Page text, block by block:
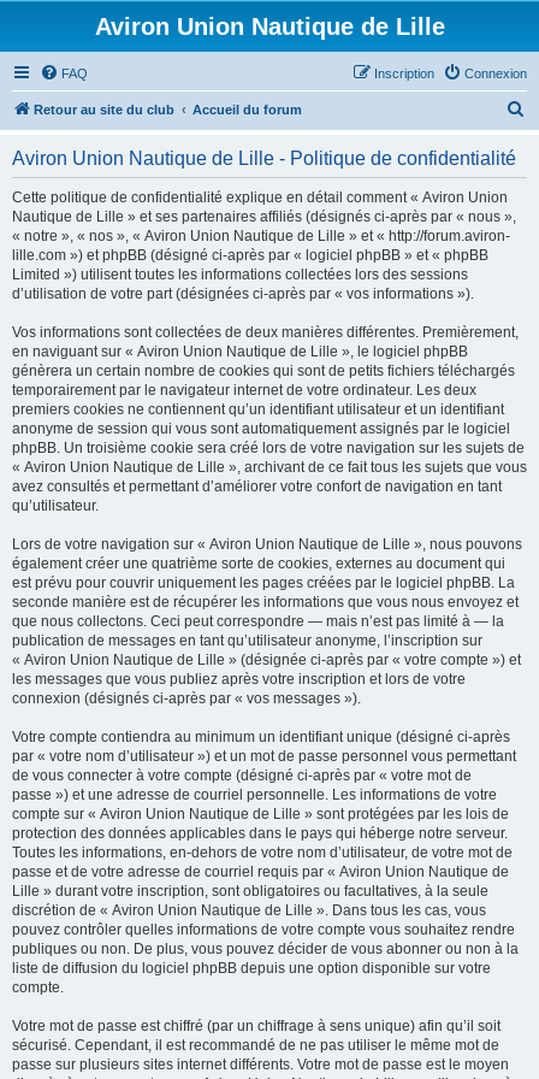
Aviron Union Nautique de Lille
FAQ Connexion
Inscription
Retour au site du club Accueil du forum
Aviron Union Nautique de Lille - Politique de confidentialité
Cette politique de confidentialité explique en détail comment « Aviron Union
Nautique de Lille » et ses partenaires affiliés (désignés ci-après par « nous »,
« notre », « nos », « Aviron Union Nautique de Lille » et « http://forum.aviron-
lille.com ») et phpBB (désigné ci-après par « logiciel phpBB » et « phpBB
Limited ») utilisent toutes les informations collectées lors des sessions
d’utilisation de votre part (désignées ci-après par « vos informations »).
Vos informations sont collectées de deux manières différentes. Premièrement,
en naviguant sur « Aviron Union Nautique de Lille », le logiciel phpBB
génèrera un certain nombre de cookies qui sont de petits fichiers téléchargés
temporairement par le navigateur internet de votre ordinateur. Les deux
premiers cookies ne contiennent qu’un identifiant utilisateur et un identifiant
anonyme de session qui vous sont automatiquement assignés par le logiciel
phpBB. Un troisième cookie sera créé lors de votre navigation sur les sujets de
« Aviron Union Nautique de Lille », archivant de ce fait tous les sujets que vous
avez consultés et permettant d’améliorer votre confort de navigation en tant
qu’utilisateur.
Lors de votre navigation sur « Aviron Union Nautique de Lille », nous pouvons
également créer une quatrième sorte de cookies, externes au document qui
est prévu pour couvrir uniquement les pages créées par le logiciel phpBB. La
seconde manière est de récupérer les informations que vous nous envoyez et
que nous collectons. Ceci peut correspondre — mais n’est pas limité à — la
publication de messages en tant qu’utilisateur anonyme, l’inscription sur
« Aviron Union Nautique de Lille » (désignée ci-après par « votre compte ») et
les messages que vous publiez après votre inscription et lors de votre
connexion (désignés ci-après par « vos messages »).
Votre compte contiendra au minimum un identifiant unique (désigné ci-après
par « votre nom d’utilisateur ») et un mot de passe personnel vous permettant
de vous connecter à votre compte (désigné ci-après par « votre mot de
passe ») et une adresse de courriel personnelle. Les informations de votre
compte sur « Aviron Union Nautique de Lille » sont protégées par les lois de
protection des données applicables dans le pays qui héberge notre serveur.
Toutes les informations, en-dehors de votre nom d’utilisateur, de votre mot de
passe et de votre adresse de courriel requis par « Aviron Union Nautique de
Lille » durant votre inscription, sont obligatoires ou facultatives, à la seule
discrétion de « Aviron Union Nautique de Lille ». Dans tous les cas, vous
pouvez contrôler quelles informations de votre compte vous souhaitez rendre
publiques ou non. De plus, vous pouvez décider de vous abonner ou non à la
liste de diffusion du logiciel phpBB depuis une option disponible sur votre
compte.
Votre mot de passe est chiffré (par un chiffrage à sens unique) afin qu’il soit
sécurisé. Cependant, il est recommandé de ne pas utiliser le même mot de
passe sur plusieurs sites internet différents. Votre mot de passe est le moyen